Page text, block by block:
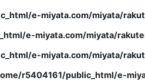
e-miyata.com/miyata/
e-miyata.com/miyata/
e-miyata.com/miyata/
r5404161/public_html/e-